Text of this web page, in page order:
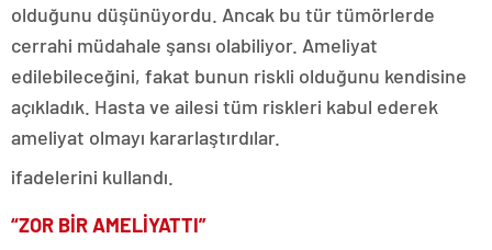
olduğunu düşünüyordu. Ancak bu tür tümörlerde
cerrahi müdahale şansı olabiliyor. Ameliyat
edilebileceğini, fakat bunun riskli olduğunu kendisine
açıkladık. Hasta ve ailesi tüm riskleri kabul ederek
ameliyat olmayı kararlaştırdılar.
ifadelerini kullandı.
“ZOR BİR AMELİYATTI”